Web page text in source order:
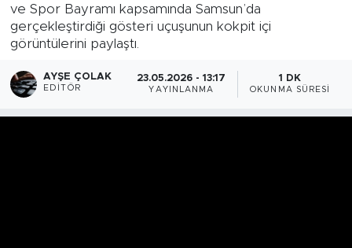
ve Spor Bayramı kapsamında Samsun’da
gerçekleştirdiği gösteri uçuşunun kokpit içi
görüntülerini paylaştı.
AYŞE ÇOLAK
EDITÖR
23.05.2026 - 13:17
YAYINLANMA
1 DK
OKUNMA SÜRESI
Tüm Manşetler
Son Dakika Haberleri
Haber Arşivi